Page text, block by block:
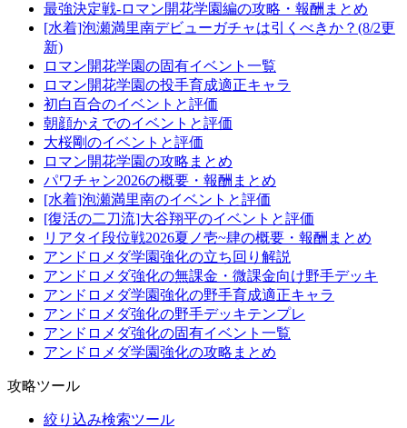
最強決定戦-ロマン開花学園編の攻略・報酬まとめ
[水着]泡瀬満里南デビューガチャは引くべきか？(8/2更
新)
ロマン開花学園の固有イベント一覧
ロマン開花学園の投手育成適正キャラ
初白百合のイベントと評価
朝顔かえでのイベントと評価
大桜剛のイベントと評価
ロマン開花学園の攻略まとめ
パワチャン2026の概要・報酬まとめ
[水着]泡瀬満里南のイベントと評価
[復活の二刀流]大谷翔平のイベントと評価
リアタイ段位戦2026夏ノ壱~肆の概要・報酬まとめ
アンドロメダ学園強化の立ち回り解説
アンドロメダ強化の無課金・微課金向け野手デッキ
アンドロメダ学園強化の野手育成適正キャラ
アンドロメダ強化の野手デッキテンプレ
アンドロメダ強化の固有イベント一覧
アンドロメダ学園強化の攻略まとめ
攻略ツール
絞り込み検索ツール